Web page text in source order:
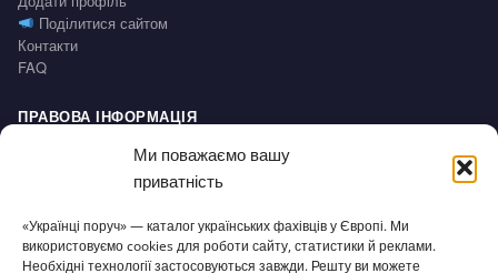
Ми поважаємо вашу
приватність
«Українці поруч» — каталог українських фахівців у Європі. Ми
використовуємо cookies для роботи сайту, статистики й реклами.
Необхідні технології застосовуються завжди. Решту ви можете
Поділитися сайтом
Контакти
FAQ
ПРАВОВА ІНФОРМАЦІЯ
Політика конфіденційності / Datenschutz
Умови користування / AGB
Право на відмову / Widerrufsbelehrung
СЕРВІС